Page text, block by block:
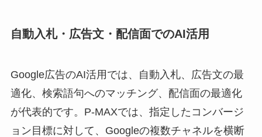
自動入札・広告文・配信面でのAI活用
Google広告のAI活用では、自動入札、広告文の最
適化、検索語句へのマッチング、配信面の最適化
が代表的です。P-MAXでは、指定したコンバージ
ョン目標に対して、Googleの複数チャネルを横断